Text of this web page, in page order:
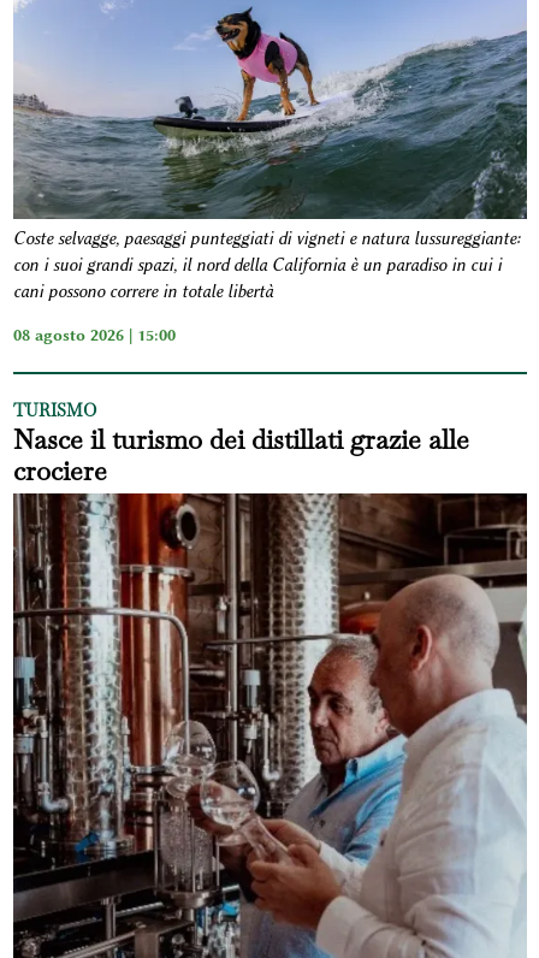
Coste selvagge, paesaggi punteggiati di vigneti e natura lussureggiante:
con i suoi grandi spazi, il nord della California è un paradiso in cui i
cani possono correre in totale libertà
08 agosto 2026 | 15:00
TURISMO
Nasce il turismo dei distillati grazie alle
crociere